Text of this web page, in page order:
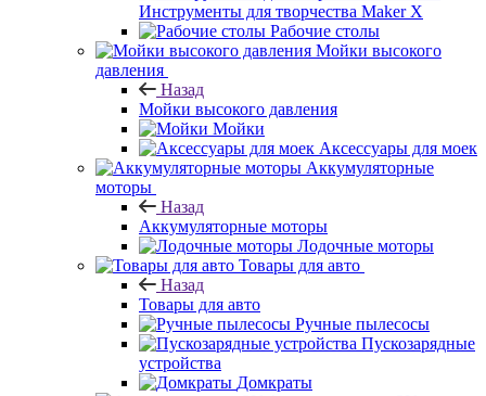
Инструменты для творчества Maker X
Рабочие столы
Мойки высокого
давления
Назад
Мойки высокого давления
Мойки
Аксессуары для моек
Аккумуляторные
моторы
Назад
Аккумуляторные моторы
Лодочные моторы
Товары для авто
Назад
Товары для авто
Ручные пылесосы
Пускозарядные
устройства
Домкраты